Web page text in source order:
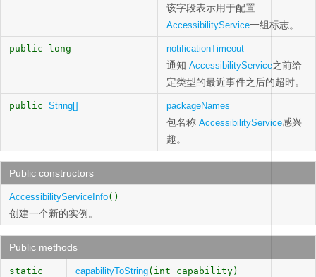
该字段表示用于配置
AccessibilityService一组标志。
public long notificationTimeout
通知 AccessibilityService之前给
定类型的最近事件之后的超时。
public String[] packageNames
包名称 AccessibilityService感兴
趣。
Public constructors
AccessibilityServiceInfo()
创建一个新的实例。
Public methods
static
capabilityToString(int capability)